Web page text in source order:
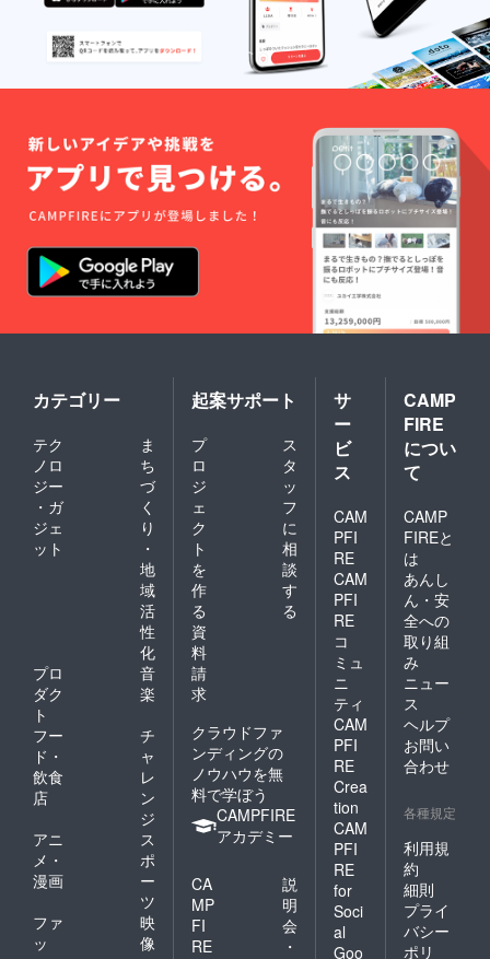
カテゴリー
テク
ノロ
ジー
・ガ
ジェ
ット
ま
ち
づ
く
り
・
地
域
活
性
化
プロ
ダク
ト
音
楽
フー
ド・
飲食
店
チ
ャ
レ
ン
ジ
アニ
メ・
漫画
ス
ポ
ー
ツ
ファ
ッ
映
像
起案サポート
プ
ロ
ジ
ェ
ク
ト
を
作
る
ス
タ
ッ
フ
に
相
談
す
る
資
料
請
求
クラウドファ
ンディングの
ノウハウを無
料で学ぼう
CAMPFIRE
アカデミー
CA
MP
FI
RE
説
明
会
・
サ
ー
ビ
ス
CAM
PFI
RE
CAM
PFI
RE
コ
ミュ
ニ
ティ
CAM
PFI
RE
Crea
tion
CAM
PFI
RE
for
Soci
al
Goo
CAMP
FIRE
につい
て
CAMP
FIREと
は
あんし
ん・安
全への
取り組
み
ニュー
ス
ヘルプ
お問い
合わせ
各種規定
利用規
約
細則
プライ
バシー
ポリ